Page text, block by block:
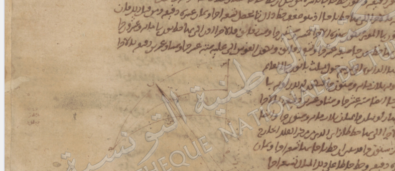
Arabic Works
Arabic Manuscripts
Latin Works
Latin Manuscripts
Latin Early Prints
Images
Texts
beta Glossary
Resources